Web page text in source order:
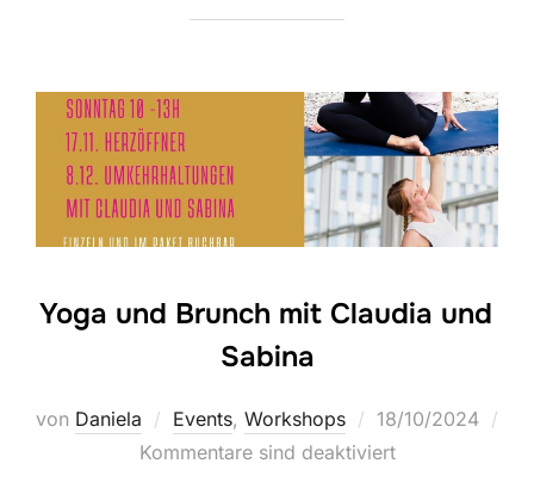
Yoga und Brunch mit Claudia und
Sabina
von Daniela Events, Workshops
Veröffentlicht
am
18/10/2024
Kommentare sind deaktiviert